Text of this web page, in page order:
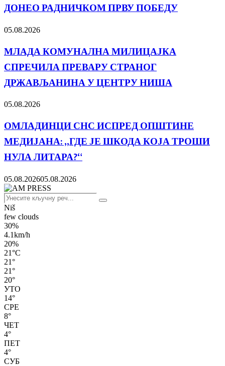
ДОНЕО РАДНИЧКОМ ПРВУ ПОБЕДУ
05.08.2026
МЛАДА КОМУНАЛНА МИЛИЦАЈКА
СПРЕЧИЛА ПРЕВАРУ СТРАНОГ
ДРЖАВЉАНИНА У ЦЕНТРУ НИША
05.08.2026
ОМЛАДИНЦИ СНС ИСПРЕД ОПШТИНЕ
МЕДИЈАНА: „ГДЕ ЈЕ ШКОДА КОЈА ТРОШИ
НУЛА ЛИТАРА?“
05.08.202605.08.2026
Search
for:
Search
Niš
few clouds
30%
4.1km/h
20%
21°C
21°
21°
20°
УТО
14°
СРЕ
8°
ЧЕТ
4°
ПЕТ
4°
СУБ